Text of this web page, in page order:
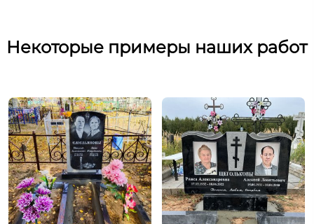
Некоторые примеры наших работ